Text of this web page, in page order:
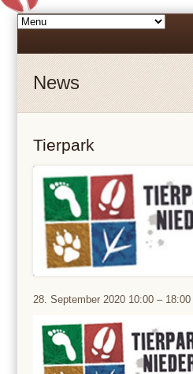
News
Tierpark
Tierpark
28. September 2020 10:00 – 18:00